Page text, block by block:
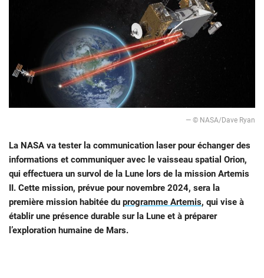
— © NASA/Dave Ryan
La NASA va tester la communication laser pour échanger des
informations et communiquer avec le vaisseau spatial Orion,
qui effectuera un survol de la Lune lors de la mission Artemis
II. Cette mission, prévue pour novembre 2024, sera la
première mission habitée du programme Artemis, qui vise à
établir une présence durable sur la Lune et à préparer
l’exploration humaine de Mars.